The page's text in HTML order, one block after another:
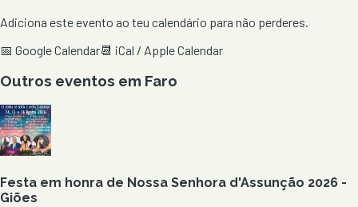
Adiciona este evento ao teu calendário para não perderes.
📅 Google Calendar📆 iCal / Apple Calendar
Outros eventos em Faro
Festa em honra de Nossa Senhora d'Assunção 2026 -
Giões